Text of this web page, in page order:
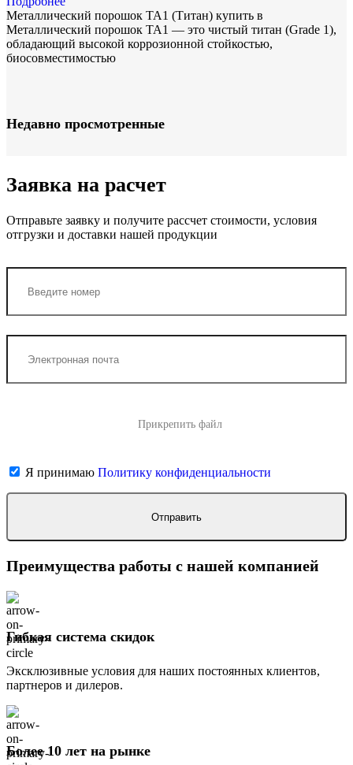
Металлический порошок TA1 (Титан) купить в
Металлический порошок TA1 — это чистый титан (Grade 1),
обладающий высокой коррозионной стойкостью,
биосовместимостью
Недавно просмотренные
Заявка на расчет
Отправьте заявку и получите рассчет стоимости, условия
отгрузки и доставки нашей продукции
Прикрепить файл
Я принимаю Политику конфиденциальности
Преимущества работы с нашей компанией
Гибкая система скидок
Эксклюзивные условия для наших постоянных клиентов,
партнеров и дилеров.
Более 10 лет на рынке